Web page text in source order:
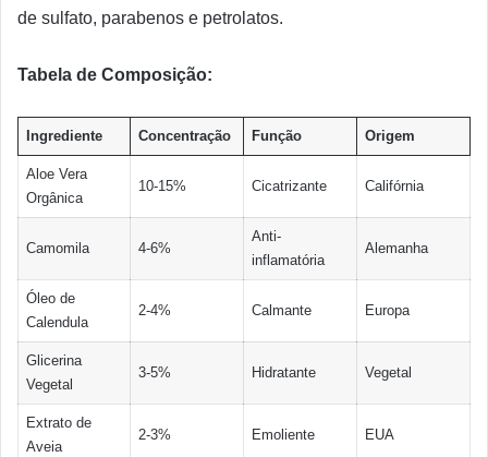
de sulfato, parabenos e petrolatos.
Tabela de Composição:
Ingrediente Concentração Função Origem
Aloe Vera
Orgânica
10-15% Cicatrizante Califórnia
Camomila 4-6%
Anti-
inflamatória
Alemanha
Óleo de
Calendula
2-4% Calmante Europa
Glicerina
Vegetal
3-5% Hidratante Vegetal
Extrato de
Aveia
2-3% Emoliente EUA